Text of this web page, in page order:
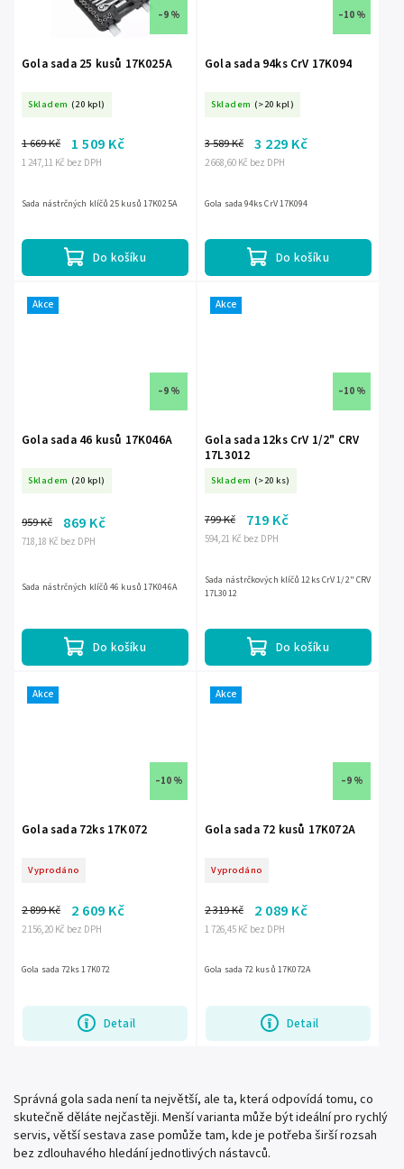
–9 %
Gola sada 25 kusů 17K025A
Skladem (20 kpl)
1 247,11 Kč bez DPH
1 669 Kč 1 509 Kč
Do košíku
Sada nástrčných klíčů 25 kusů 17K025A
–10 %
Gola sada 94ks CrV 17K094
Skladem (>20 kpl)
2 668,60 Kč bez DPH
3 589 Kč 3 229 Kč
Do košíku
Gola sada 94ks CrV 17K094
Akce
–9 %
Gola sada 46 kusů 17K046A
Skladem (20 kpl)
718,18 Kč bez DPH
959 Kč 869 Kč
Do košíku
Sada nástrčných klíčů 46 kusů 17K046A
Akce
–10 %
Gola sada 12ks CrV 1/2" CRV
17L3012
Skladem (>20 ks)
594,21 Kč bez DPH
799 Kč 719 Kč
Do košíku
Sada nástrčkových klíčů 12ks CrV 1/2" CRV
17L3012
Akce
–10 %
Gola sada 72ks 17K072
Vyprodáno
2 156,20 Kč bez DPH
2 899 Kč 2 609 Kč
Detail
Gola sada 72ks 17K072
Akce
–9 %
Gola sada 72 kusů 17K072A
Vyprodáno
1 726,45 Kč bez DPH
2 319 Kč 2 089 Kč
Detail
Gola sada 72 kusů 17K072A
Správná gola sada není ta největší, ale ta, která odpovídá tomu, co
skutečně děláte nejčastěji. Menší varianta může být ideální pro rychlý
servis, větší sestava zase pomůže tam, kde je potřeba širší rozsah
bez zdlouhavého hledání jednotlivých nástavců.